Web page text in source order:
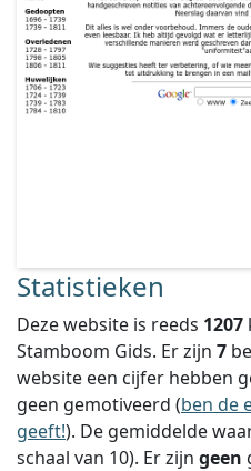
Statistieken
Deze website is reeds 1207
Stamboom Gids. Er zijn 7
website een cijfer hebben
geen gemotiveerd (ben de
geeft!). De gemiddelde
schaal van 10). Er zijn geen